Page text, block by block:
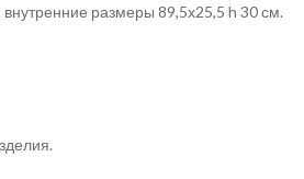
размеры 89,5х25,5 h 30 см.